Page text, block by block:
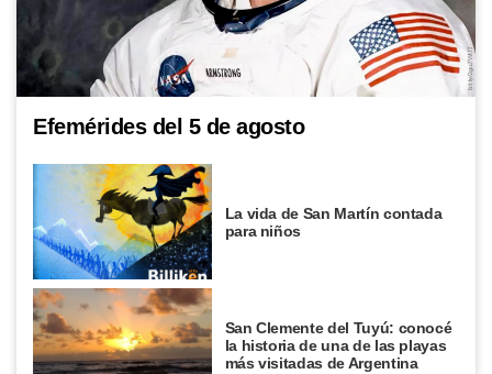
Efemérides del 5 de agosto
La vida de San Martín contada
para niños
San Clemente del Tuyú: conocé
la historia de una de las playas
más visitadas de Argentina